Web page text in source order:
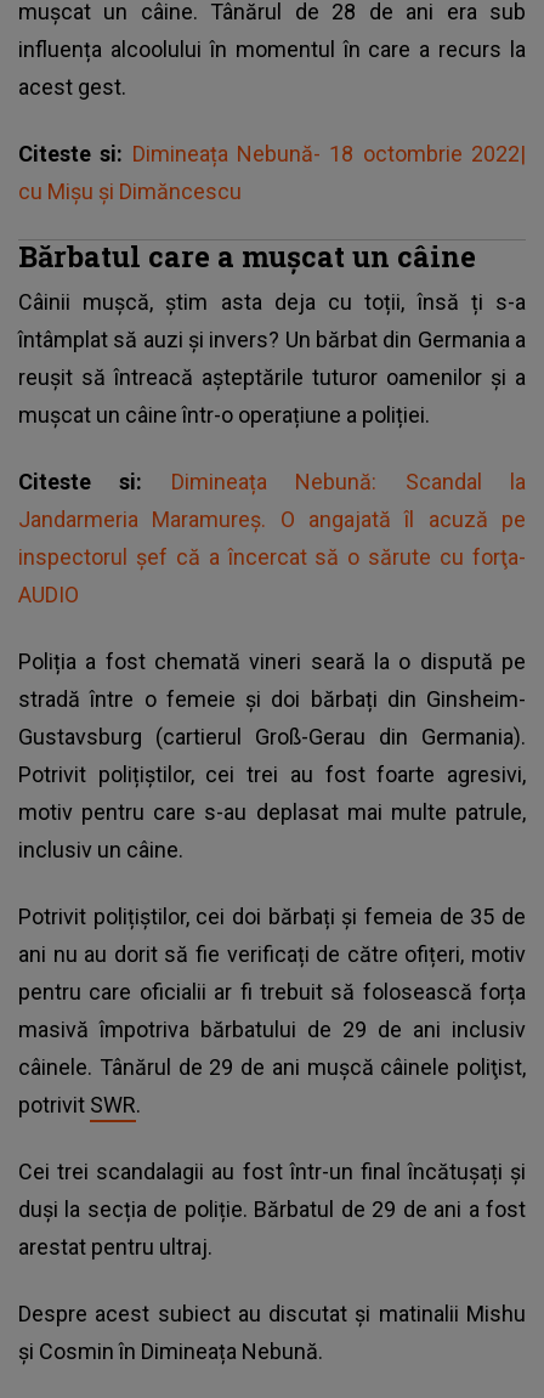
mușcat un câine. Tânărul de 28 de ani era sub
influența alcoolului în momentul în care a recurs la
acest gest.
Citeste si: Dimineața Nebună- 18 octombrie 2022|
cu Mișu și Dimăncescu
Bărbatul care a mușcat un câine
Câinii mușcă, știm asta deja cu toții, însă ți s-a
întâmplat să auzi și invers? Un bărbat din Germania a
reușit să întreacă așteptările tuturor oamenilor și a
mușcat un câine într-o operațiune a poliției.
Citeste si: Dimineața Nebună: Scandal la
Jandarmeria Maramureş. O angajată îl acuză pe
inspectorul şef că a încercat să o sărute cu forţa-
AUDIO
Poliția a fost chemată vineri seară la o dispută pe
stradă între o femeie și doi bărbați din Ginsheim-
Gustavsburg (cartierul Groß-Gerau din Germania).
Potrivit polițiștilor, cei trei au fost foarte agresivi,
motiv pentru care s-au deplasat mai multe patrule,
inclusiv un câine.
Potrivit polițiștilor, cei doi bărbați și femeia de 35 de
ani nu au dorit să fie verificați de către ofițeri, motiv
pentru care oficialii ar fi trebuit să folosească forța
masivă împotriva bărbatului de 29 de ani inclusiv
câinele. Tânărul de 29 de ani muşcă câinele poliţist,
potrivit SWR.
Cei trei scandalagii au fost într-un final încătușați și
duși la secția de poliție. Bărbatul de 29 de ani a fost
arestat pentru ultraj.
Despre acest subiect au discutat și matinalii Mishu
și Cosmin în Dimineața Nebună.